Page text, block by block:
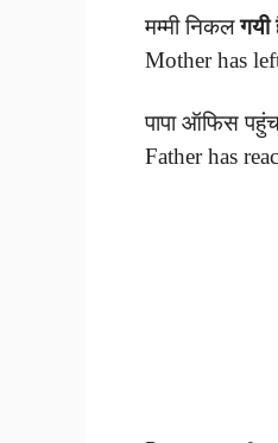
मम्मी निकलगयी
Mother has
पापा ऑफिस
Father has